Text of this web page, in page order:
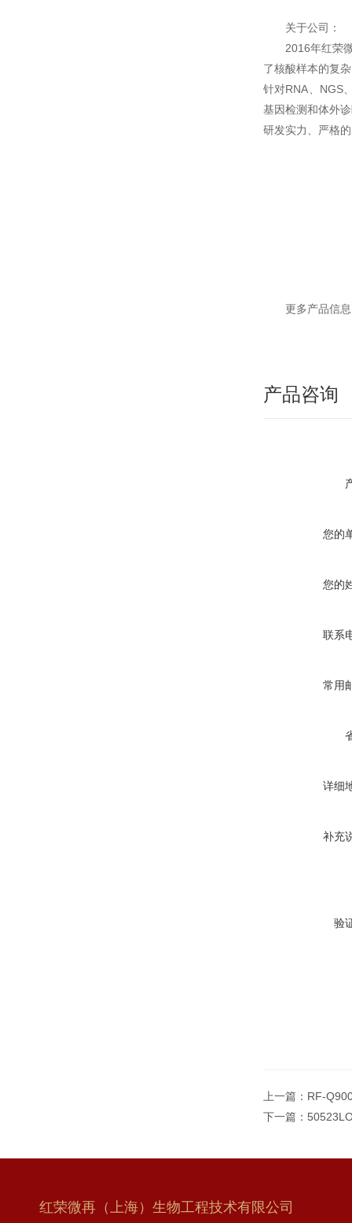
关于公司：
2016年红荣
了核酸样本的复
针对RNA、NGS
基因检测和体外
研发实力、严格
更多产品信
产品咨询
您的
您的
联系
常用
详细
补充
验
上一篇： RF-
下一篇：
红荣微再（上海）生物工程技术有限公司